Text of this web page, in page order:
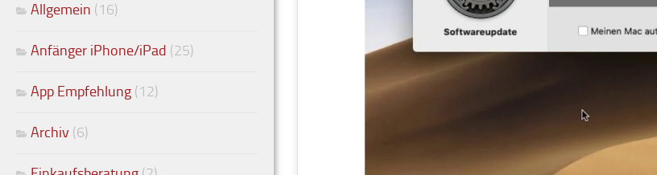
Allgemein (16)
Anfänger iPhone/iPad (25)
App Empfehlung (12)
Archiv (6)